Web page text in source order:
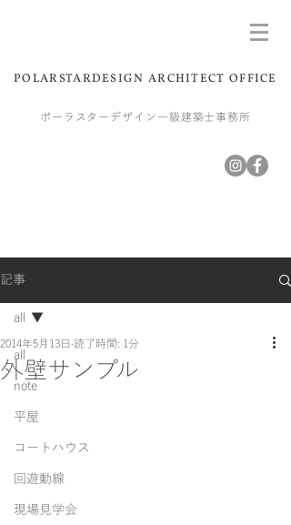
POLARSTARDESIGN ARCHITECT OFFICE
ポーラスターデザイン一級建築士事務所
記事
all
note
平屋
コートハウス
回遊動線
現場見学会
all
外壁サンプル
2014年5月13日 読了時間: 1分